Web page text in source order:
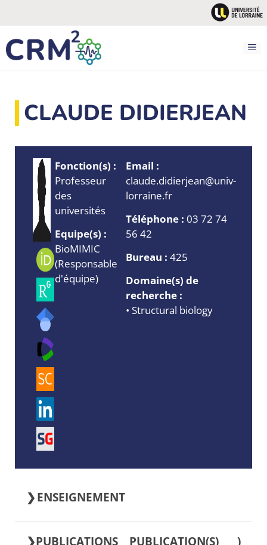
contenu
CLAUDE DIDIERJEAN
Fonction(s) :
Professeur
des
universités
Equipe(s) :
BioMIMIC
(Responsable
d'équipe)
Email :
claude.didierjean@univ-
lorraine.fr
Téléphone : 03 72 74
56 42
Bureau : 425
Domaine(s) de
recherche :
• Structural biology
ENSEIGNEMENT
PUBLICATIONS
)